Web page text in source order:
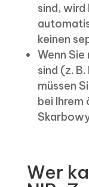
sind, wird
keinen
Wenn
sind (z.
müssen
bei
Wer